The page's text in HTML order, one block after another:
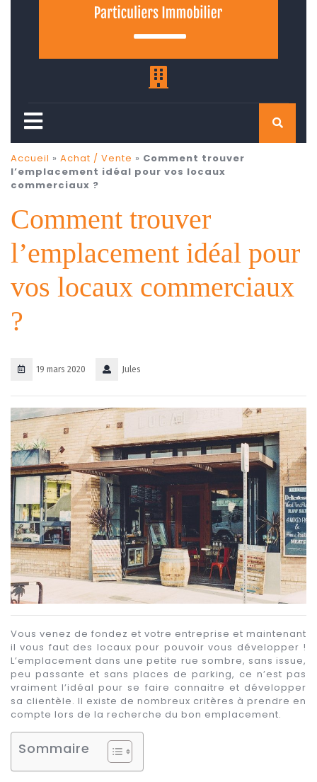
Accueil » Achat / Vente » Comment trouver
l’emplacement idéal pour vos locaux
commerciaux ?
Comment trouver
l’emplacement idéal pour
vos locaux commerciaux
?
19 mars 2020 Jules
Vous venez de fondez et votre entreprise et maintenant
il vous faut des locaux pour pouvoir vous développer !
L’emplacement dans une petite rue sombre, sans issue,
peu passante et sans places de parking, ce n’est pas
vraiment l’idéal pour se faire connaitre et développer
sa clientèle. Il existe de nombreux critères à prendre en
compte lors de la recherche du bon emplacement.
Sommaire